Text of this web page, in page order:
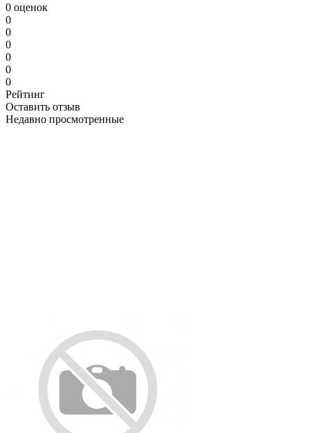
0 оценок
0
0
0
0
0
0
Рейтинг
Оставить отзыв
Недавно просмотренные